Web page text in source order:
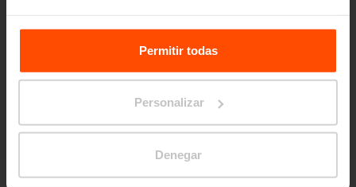
Para más información, visitePrinciples Relating to the
Processing Personal Data.Permitir todas
Personalizar
Denegar
VT510